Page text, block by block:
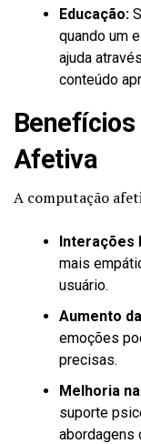
Educação:
quando um
ajuda
conteúdo
Afetiva
A computação
Interações
mais
usuário.
Aumento
emoções
precisas.
Melhoria
suporte
abordagens